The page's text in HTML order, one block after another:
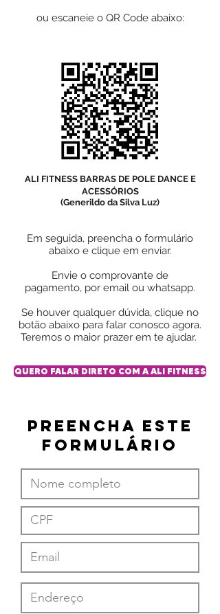
ou escaneie o QR Code abaixo:
ALI FITNESS BARRAS DE POLE DANCE E
ACESSÓRIOS
(Generildo da Silva Luz)
Em seguida, preencha o formulário
abaixo e clique em enviar.
Envie o comprovante de
pagamento, por email ou whatsapp.
Se houver qualquer dúvida, clique no
botão abaixo para falar conosco agora.
Teremos o maior prazer em te ajudar.
QUERO FALAR DIRETO COM A ALI FITNESS
PREENCHA ESTE
FORMULÁRIO